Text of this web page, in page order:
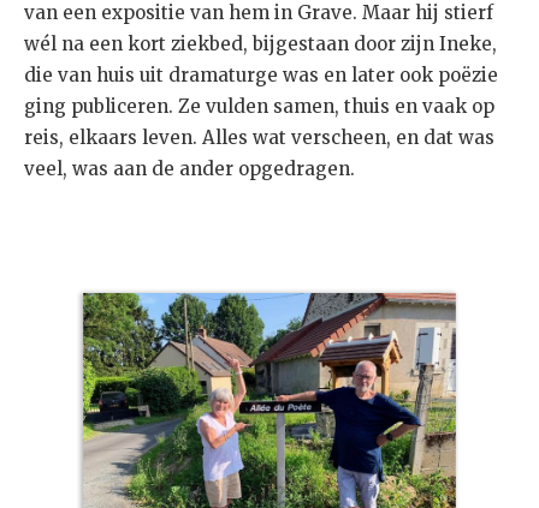
van een expositie van hem in Grave. Maar hij stierf
wél na een kort ziekbed, bijgestaan door zijn Ineke,
die van huis uit dramaturge was en later ook poëzie
ging publiceren. Ze vulden samen, thuis en vaak op
reis, elkaars leven. Alles wat verscheen, en dat was
veel, was aan de ander opgedragen.